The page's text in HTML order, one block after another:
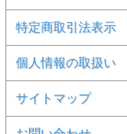
特定商取引法表示
個人情報の取扱い
サイトマップ